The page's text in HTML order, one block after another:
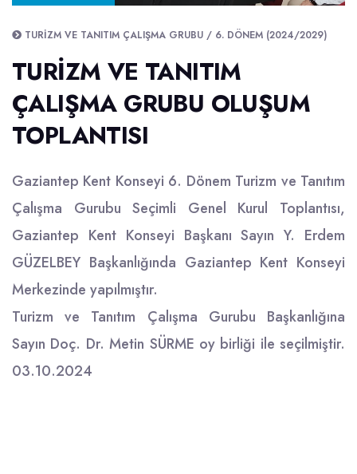
TURIZM VE TANITIM ÇALIŞMA GRUBU / 6. DÖNEM (2024/2029)
TURİZM VE TANITIM
ÇALIŞMA GRUBU OLUŞUM
TOPLANTISI
Gaziantep Kent Konseyi 6. Dönem Turizm ve Tanıtım
Çalışma Gurubu Seçimli Genel Kurul Toplantısı,
Gaziantep Kent Konseyi Başkanı Sayın Y. Erdem
GÜZELBEY Başkanlığında Gaziantep Kent Konseyi
Merkezinde yapılmıştır.
Turizm ve Tanıtım Çalışma Gurubu Başkanlığına
Sayın Doç. Dr. Metin SÜRME oy birliği ile seçilmiştir.
03.10.2024